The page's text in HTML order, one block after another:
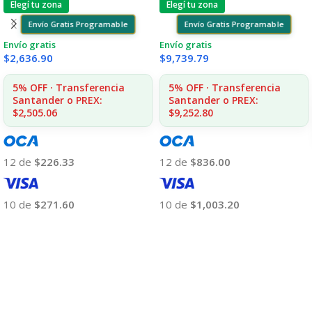
Elegí tu zona
Envío Gratis Programable
Envío gratis
$2,636.90
5% OFF · Transferencia
Santander o PREX:
$2,505.06
12 de $226.33
10 de $271.60
Elegí tu zona
Envío Gratis Programable
Envío gratis
$9,739.79
5% OFF · Transferencia
Santander o PREX:
$9,252.80
12 de $836.00
10 de $1,003.20